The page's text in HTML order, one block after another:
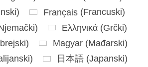
) Français(Francuski)
) Ελληνικά (Grčki)
) Magyar (Mađarski)
) 日本語 (Japanski)